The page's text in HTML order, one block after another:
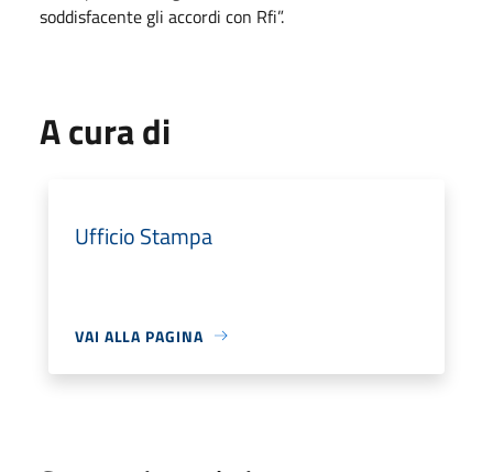
soddisfacente gli accordi con Rfi”.
A cura di
Ufficio Stampa
VAI ALLA PAGINA